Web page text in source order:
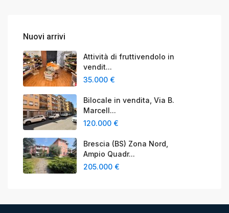
Nuovi arrivi
Attività di fruttivendolo in
vendit...
35.000 €
Bilocale in vendita, Via B.
Marcell...
120.000 €
Brescia (BS) Zona Nord,
Ampio Quadr...
205.000 €